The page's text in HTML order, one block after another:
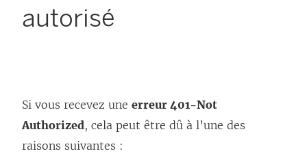
autorisé
Si vous recevez une erreur 401-Not
Authorized, cela peut être dû à l’une des
raisons suivantes :